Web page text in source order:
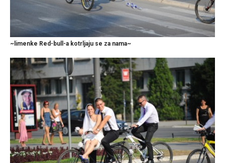
~limenke Red-bull-a kotrljaju se za nama~